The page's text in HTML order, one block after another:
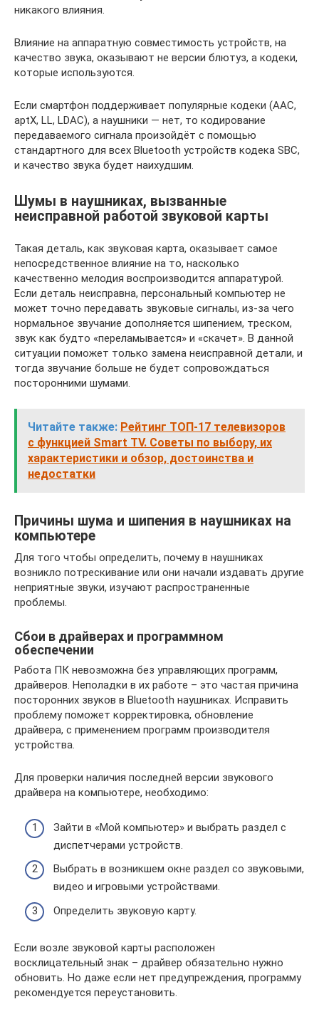
никакого влияния.
Влияние на аппаратную совместимость устройств, на
качество звука, оказывают не версии блютуз, а кодеки,
которые используются.
Если смартфон поддерживает популярные кодеки (ААС,
aptX, LL, LDAC), а наушники — нет, то кодирование
передаваемого сигнала произойдёт с помощью
стандартного для всех Bluetooth устройств кодека SBC,
и качество звука будет наихудшим.
Шумы в наушниках, вызванные
неисправной работой звуковой карты
Такая деталь, как звуковая карта, оказывает самое
непосредственное влияние на то, насколько
качественно мелодия воспроизводится аппаратурой.
Если деталь неисправна, персональный компьютер не
может точно передавать звуковые сигналы, из-за чего
нормальное звучание дополняется шипением, треском,
звук как будто «переламывается» и «скачет». В данной
ситуации поможет только замена неисправной детали, и
тогда звучание больше не будет сопровождаться
посторонними шумами.
Читайте также: Рейтинг ТОП-17 телевизоров
с функцией Smart TV. Советы по выбору, их
характеристики и обзор, достоинства и
недостатки
Причины шума и шипения в наушниках на
компьютере
Для того чтобы определить, почему в наушниках
возникло потрескивание или они начали издавать другие
неприятные звуки, изучают распространенные
проблемы.
Сбои в драйверах и программном
обеспечении
Работа ПК невозможна без управляющих программ,
драйверов. Неполадки в их работе – это частая причина
посторонних звуков в Bluetooth наушниках. Исправить
проблему поможет корректировка, обновление
драйвера, с применением программ производителя
устройства.
Для проверки наличия последней версии звукового
драйвера на компьютере, необходимо:
Зайти в «Мой компьютер» и выбрать раздел с
диспетчерами устройств.
Выбрать в возникшем окне раздел со звуковыми,
видео и игровыми устройствами.
Определить звуковую карту.
Если возле звуковой карты расположен
восклицательный знак – драйвер обязательно нужно
обновить. Но даже если нет предупреждения, программу
рекомендуется переустановить.